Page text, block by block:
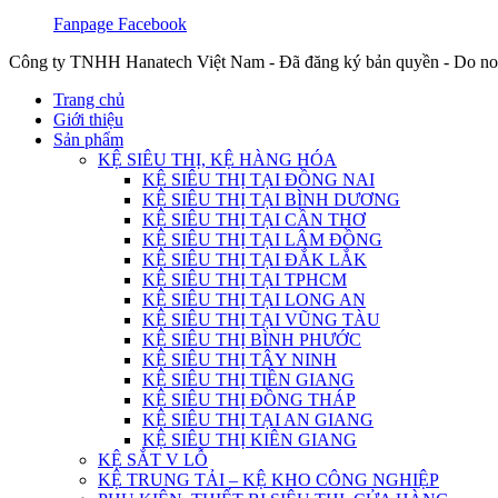
Fanpage Facebook
Công ty TNHH Hanatech Việt Nam - Đã đăng ký bản quyền - Do
Trang chủ
Giới thiệu
Sản phẩm
KỆ SIÊU THỊ, KỆ HÀNG HÓA
KỆ SIÊU THỊ TẠI ĐỒNG NAI
KỆ SIÊU THỊ TẠI BÌNH DƯƠNG
KỆ SIÊU THỊ TẠI CẦN THƠ
KỆ SIÊU THỊ TẠI LÂM ĐỒNG
KỆ SIÊU THỊ TẠI ĐẮK LẮK
KỆ SIÊU THỊ TẠI TPHCM
KỆ SIÊU THỊ TẠI LONG AN
KỆ SIÊU THỊ TẠI VŨNG TÀU
KỆ SIÊU THỊ BÌNH PHƯỚC
KỆ SIÊU THỊ TÂY NINH
KỆ SIÊU THỊ TIỀN GIANG
KỆ SIÊU THỊ ĐỒNG THÁP
KỆ SIÊU THỊ TẠI AN GIANG
KỆ SIÊU THỊ KIÊN GIANG
KỆ SẮT V LỖ
KỆ TRUNG TẢI – KỆ KHO CÔNG NGHIỆP